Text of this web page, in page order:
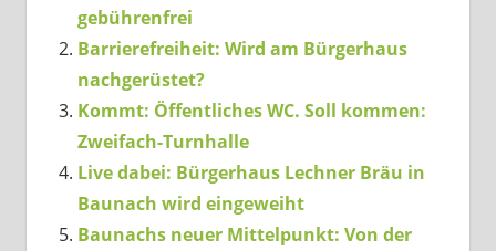
gebührenfrei
Barrierefreiheit: Wird am Bürgerhaus
nachgerüstet?
Kommt: Öffentliches WC. Soll kommen:
Zweifach-Turnhalle
Live dabei: Bürgerhaus Lechner Bräu in
Baunach wird eingeweiht
Baunachs neuer Mittelpunkt: Von der